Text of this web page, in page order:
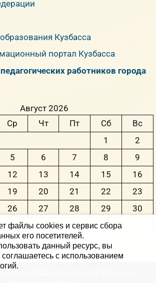
Кузбасса
портал Кузбасса
работников города
Август 2026
Ср Чт Пт Сб
Вс
1
2
5 6 7 8
9
12 13 14 15
16
19 20 21 22
23
26 27 28 29
30
« Июн
файлы cookies и сервис сбора
его посетителей.
данный ресурс, вы
с использованием